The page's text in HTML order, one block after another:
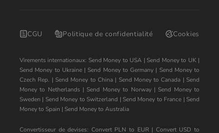
CGU Politique de confidentialité Cookies
Virements internationaux: Send Money to USA | Send Money to UK |
Send Money to Ukraine| Send Money to Germany | Send Money to
Czech Rep. | Send Money to China| Send Money to Canada | Send
Money to Netherlands | Send Money to Norway| Send Money to
Sweden | Send Money to Switzerland | Send Money to France | Send
Money to Spain | Send Money to Australia
Convertisseur de devises: Convert PLN to EUR| Convert USD to